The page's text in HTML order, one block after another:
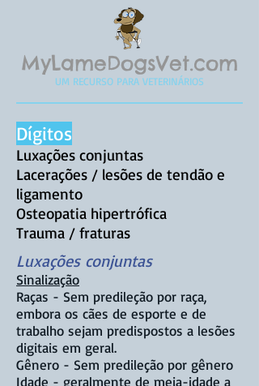
MyLameDogsVet.com
UM RECURSO PARA VETERINÁRIOS
Dígitos
Luxações conjuntas
Lacerações / lesões de tendão e
ligamento
Osteopatia hipertrófica
Trauma / fraturas
Luxações conjuntas
Sinalização
Raças - Sem predileção por raça,
embora os cães de esporte e de
trabalho sejam predispostos a lesões
digitais em geral.
Gênero - Sem predileção por gênero
Idade - geralmente de meia-idade a